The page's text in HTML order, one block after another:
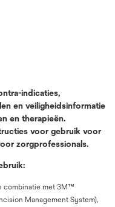
indicaties,
en veiligheidsinformatie
en therapieën.
voor gebruik voor
zorgprofessionals.
combinatie met 3M™
Management System),